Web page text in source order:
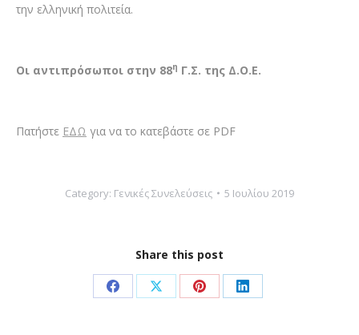
την ελληνική πολιτεία.
Οι αντιπρόσωποι στην 88η Γ.Σ. της Δ.Ο.Ε.
Πατήστε ΕΔΩ για να το κατεβάστε σε PDF
Category: Γενικές Συνελεύσεις 5 Ιουλίου 2019
Share this post
Share Share Share Share